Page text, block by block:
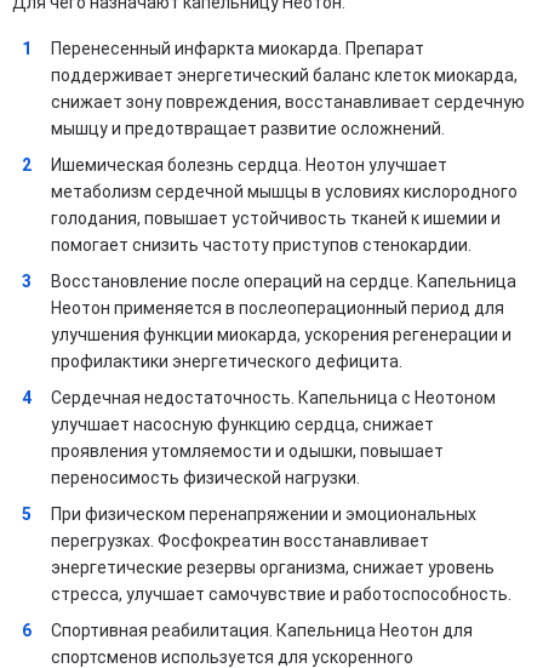
Перенесенный инфаркта миокарда. Препарат
поддерживает энергетический баланс клеток миокарда,
снижает зону повреждения, восстанавливает сердечную
мышцу и предотвращает развитие осложнений.
Ишемическая болезнь сердца. Неотон улучшает
метаболизм сердечной мышцы в условиях кислородного
голодания, повышает устойчивость тканей к ишемии и
помогает снизить частоту приступов стенокардии.
Восстановление после операций на сердце. Капельница
Неотон применяется в послеоперационный период для
улучшения функции миокарда, ускорения регенерации и
профилактики энергетического дефицита.
Сердечная недостаточность. Капельница с Неотоном
улучшает насосную функцию сердца, снижает
проявления утомляемости и одышки, повышает
переносимость физической нагрузки.
При физическом перенапряжении и эмоциональных
перегрузках. Фосфокреатин восстанавливает
энергетические резервы организма, снижает уровень
стресса, улучшает самочувствие и работоспособность.
Спортивная реабилитация. Капельница Неотон для
спортсменов используется для ускоренного